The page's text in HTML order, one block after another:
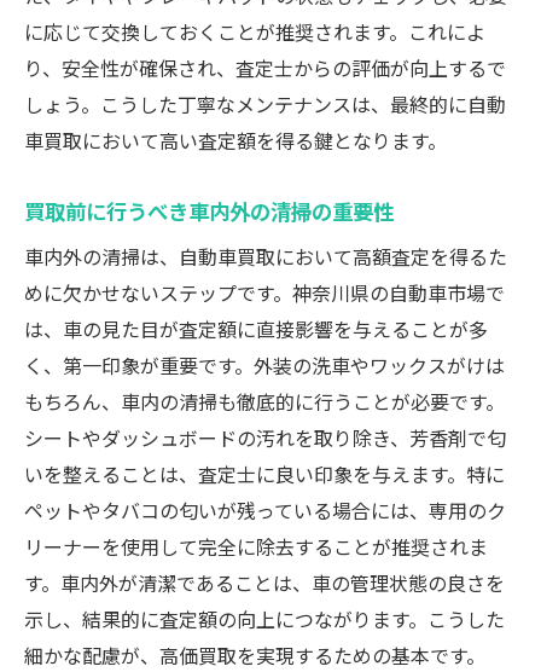
に応じて交換しておくことが推奨されます。これによ
り、安全性が確保され、査定士からの評価が向上するで
しょう。こうした丁寧なメンテナンスは、最終的に自動
車買取において高い査定額を得る鍵となります。
買取前に行うべき車内外の清掃の重要性
車内外の清掃は、自動車買取において高額査定を得るた
めに欠かせないステップです。神奈川県の自動車市場で
は、車の見た目が査定額に直接影響を与えることが多
く、第一印象が重要です。外装の洗車やワックスがけは
もちろん、車内の清掃も徹底的に行うことが必要です。
シートやダッシュボードの汚れを取り除き、芳香剤で匂
いを整えることは、査定士に良い印象を与えます。特に
ペットやタバコの匂いが残っている場合には、専用のク
リーナーを使用して完全に除去することが推奨されま
す。車内外が清潔であることは、車の管理状態の良さを
示し、結果的に査定額の向上につながります。こうした
細かな配慮が、高価買取を実現するための基本です。